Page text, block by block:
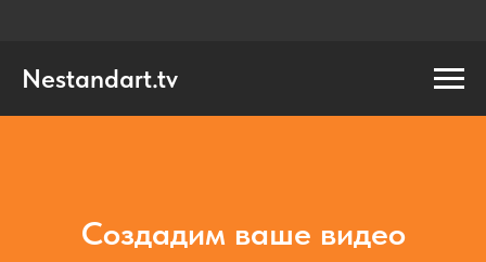
Nestandart.tv
Создадим ваше видео